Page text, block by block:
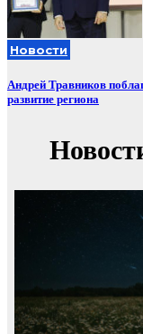
Новости
Андрей Травников
развитие региона